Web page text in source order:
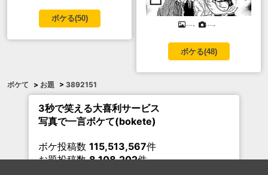
ボケる(50)
....。 ....。
ボケる(48)
ボケて > お題 > 3892151
3秒で笑える大喜利サービス
写真で一言ボケて(bokete)
ボケ投稿数 115,513,567件
お題投稿数8,108,202件